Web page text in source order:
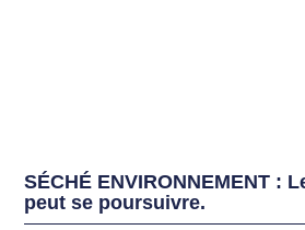
SÉCHÉ ENVIRONNEMENT :
peut se poursuivre.